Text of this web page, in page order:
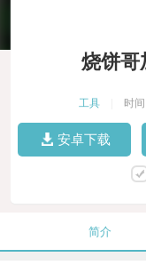
烧饼哥
工具 时
安卓下载
简介